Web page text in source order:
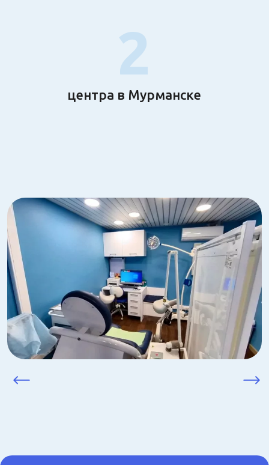
2
центра в Мурманске